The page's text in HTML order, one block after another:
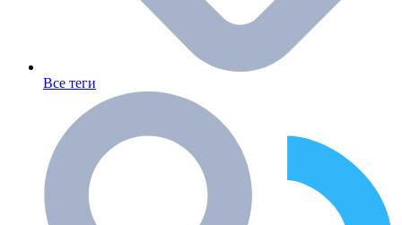
Все теги